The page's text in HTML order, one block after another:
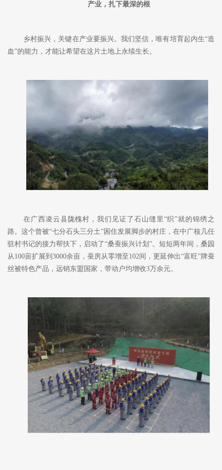
产业，扎下最深的根
乡村振兴，关键在产业要振兴。我们坚信，唯有培育起内生“造
血”的能力，才能让希望在这片土地上永续生长。
在广西凌云县 陇槐村，我们见证了石山缝里 “织”就的锦绣之
路。这个曾被“七分石头三分土”困住发展脚步的村庄，在中广核几任
驻村书记的接力帮扶下，启动了“桑蚕振兴计划”。短短两年间 ，桑园
从 100亩扩展到3000余亩，蚕房从零增至 102间，更延伸出“富旺”牌蚕
丝被特色产品 ，远销东盟 国家 ，带动户均增收3万余元。